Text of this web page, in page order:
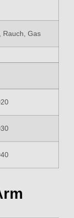
Rauch, Gas